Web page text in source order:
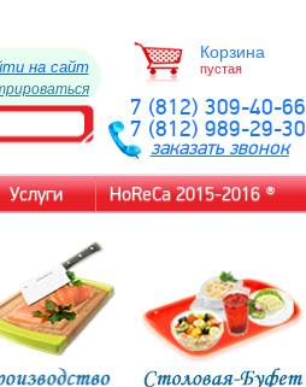
на сайт
Корзина
пустая
7 (812) 309-40-66
7 (812) 989-29-30
заказать звонок
Услуги HoReCa 2015-2016 ®